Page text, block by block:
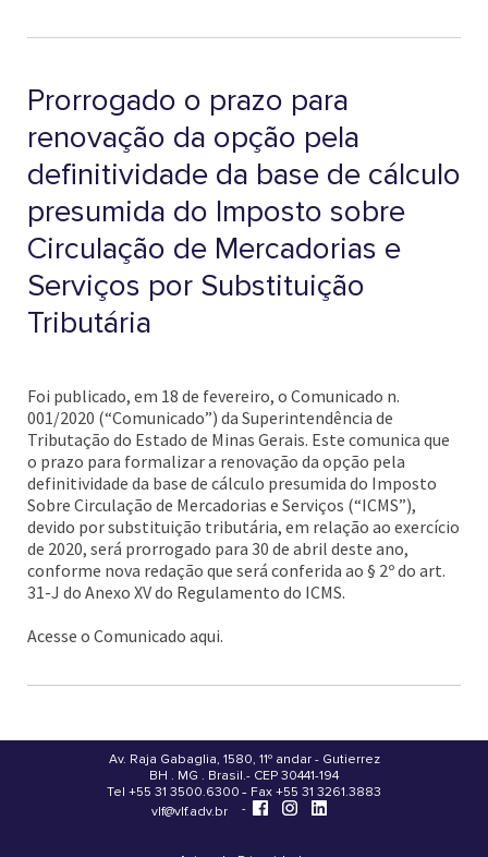
Prorrogado o prazo para
renovação da opção pela
definitividade da base de cálculo
presumida do Imposto sobre
Circulação de Mercadorias e
Serviços por Substituição
Tributária
Foi publicado, em 18 de fevereiro, o Comunicado n.
001/2020 (“Comunicado”) da Superintendência de
Tributação do Estado de Minas Gerais. Este comunica que
o prazo para formalizar a renovação da opção pela
definitividade da base de cálculo presumida do Imposto
Sobre Circulação de Mercadorias e Serviços (“ICMS”),
devido por substituição tributária, em relação ao exercício
de 2020, será prorrogado para 30 de abril deste ano,
conforme nova redação que será conferida ao § 2º do art.
31-J do Anexo XV do Regulamento do ICMS.
Acesse o Comunicado aqui.
Av. Raja Gabaglia, 1580, 11º andar - Gutierrez
.
BH . MG . Brasil - CEP 30441-194
-
Tel +55 31 3500.6300 - Fax +55 31 3261.3883
-
vlf@vlf.adv.br